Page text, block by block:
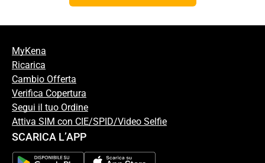
MyKena
Ricarica
Cambio Offerta
Verifica Copertura
Segui il tuo Ordine
Attiva SIM con CIE/SPID/Video Selfie
SCARICA L’APP